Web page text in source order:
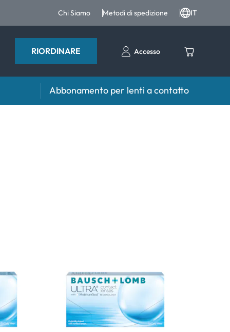
Chi Siamo Metodi di spedizione IT
RIORDINARE Accesso
Abbonamento per lenti a contatto